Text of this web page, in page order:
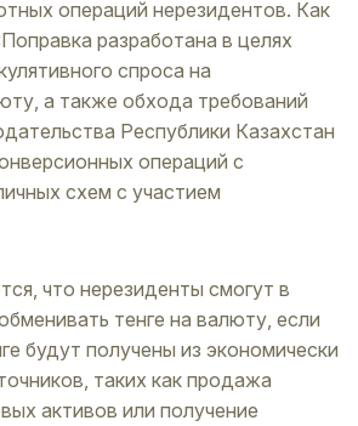
операций нерезидентов. Как
разработана в целях
спроса на
а также обхода требований
Республики Казахстан
операций с
схем с участием
что нерезиденты смогут в
тенге на валюту, если
будут получены из экономически
таких как продажа
активов или получение